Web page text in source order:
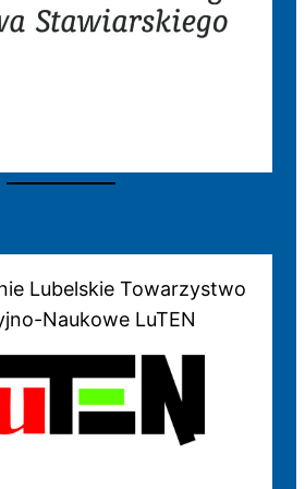
Lubelskie Towarzystwo
Naukowe LuTEN